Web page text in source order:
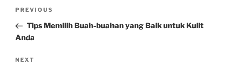
Previous
Post
PREVIOUS
Tips Memilih Buah-buahan yang Baik untuk Kulit
Anda
Next
NEXT